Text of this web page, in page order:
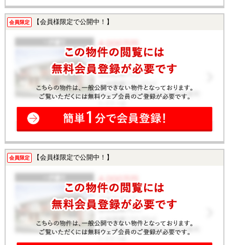
会員限定 【会員様限定で公開中！】
会員限定 【会員様限定で公開中！】